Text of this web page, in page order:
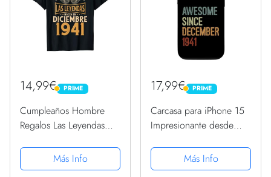
14,99€ PRIME
PRIME
Cumpleaños Hombre
Regalos Las Leyendas
CamisetaMás Info
17,99€ PRIME
PRIME
Carcasa para iPhone 15
Impresionante desde
regalo de cumpleaños
divertido retro
Más Info